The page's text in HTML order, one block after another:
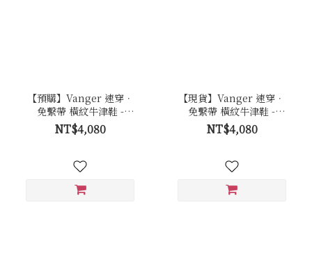
【預購】Vanger 速穿．
免繫帶 橫紋牛津鞋 -
Va301咖
NT$4,080
【現貨】Vanger 速穿．
免繫帶 橫紋牛津鞋 -
Va301咖
NT$4,080